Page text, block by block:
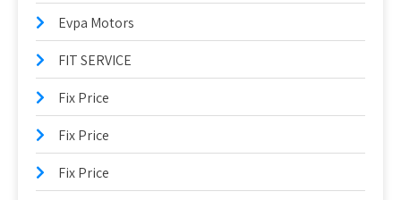
Evpa Motors
FIT SERVICE
Fix Price
Fix Price
Fix Price